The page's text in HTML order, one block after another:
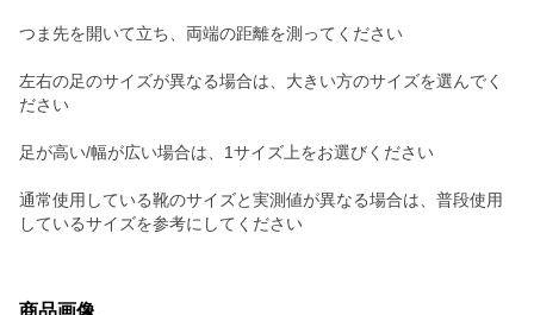
つま先を開いて立ち、両端の距離を測ってください
左右の足のサイズが異なる場合は、大きい方のサイズを選んでく
ださい
足が高い/幅が広い場合は、1サイズ上をお選びください
通常使用している靴のサイズと実測値が異なる場合は、普段使用
しているサイズを参考にしてください